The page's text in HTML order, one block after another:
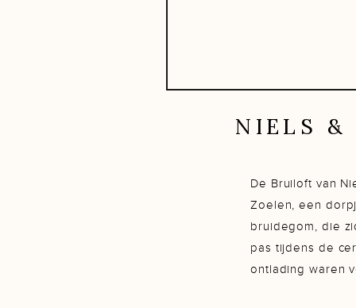
NIELS &
De Bruiloft van
Zoelen, een
bruidegom, die
pas tijdens de
ontlading waren